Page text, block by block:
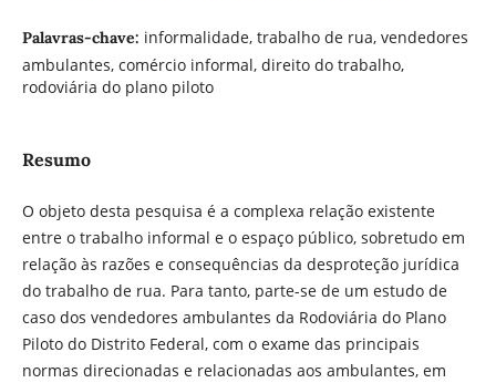
Palavras-chave: informalidade, trabalho de rua, vendedores
ambulantes, comércio informal, direito do trabalho,
rodoviária do plano piloto
Resumo
O objeto desta pesquisa é a complexa relação existente
entre o trabalho informal e o espaço público, sobretudo em
relação às razões e consequências da desproteção jurídica
do trabalho de rua. Para tanto, parte-se de um estudo de
caso dos vendedores ambulantes da Rodoviária do Plano
Piloto do Distrito Federal, com o exame das principais
normas direcionadas e relacionadas aos ambulantes, em